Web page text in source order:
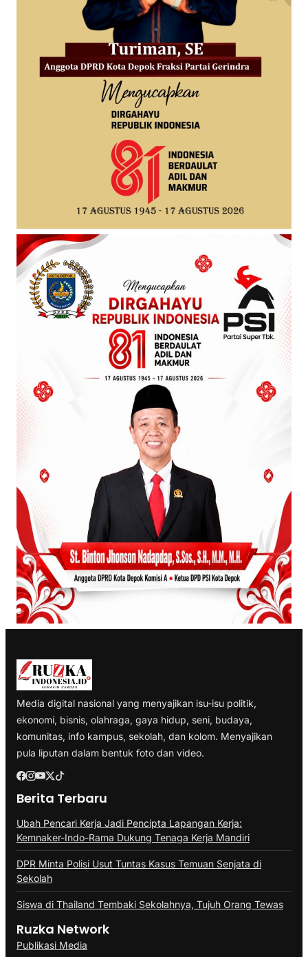
Media digital nasional yang menyajikan isu-isu politik,
ekonomi, bisnis, olahraga, gaya hidup, seni, budaya,
komunitas, info kampus, sekolah, dan kolom. Menyajikan
pula liputan dalam bentuk foto dan video.
Berita Terbaru
Ubah Pencari Kerja Jadi Pencipta Lapangan Kerja:
Kemnaker-Indo-Rama Dukung Tenaga Kerja Mandiri
DPR Minta Polisi Usut Tuntas Kasus Temuan Senjata di
Sekolah
Siswa di Thailand Tembaki Sekolahnya, Tujuh Orang Tewas
Ruzka Network
Publikasi Media